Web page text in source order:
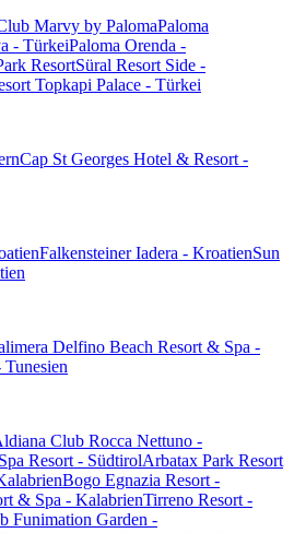
Marvy by PalomaPaloma
- TürkeiPaloma Orenda -
ResortSüral Resort Side -
Topkapi Palace - Türkei
Cap St Georges Hotel & Resort -
Falkensteiner Iadera - KroatienSun
Delfino Beach Resort & Spa -
Club Rocca Nettuno -
Resort - SüdtirolArbatax Park Resort
Bogo Egnazia Resort -
& Spa - KalabrienTirreno Resort -
Funimation Garden -